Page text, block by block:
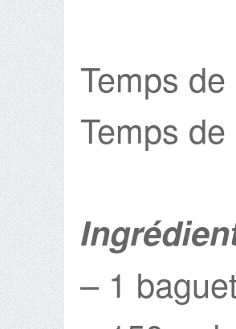
Temps
Temps
– 1